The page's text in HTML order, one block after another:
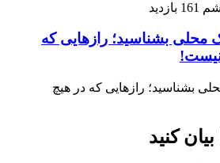
161 بازدید
محلی بشناسید؛ رازهایی که
نیست!
بشناسید؛ رازهایی که در هیچ
کنید